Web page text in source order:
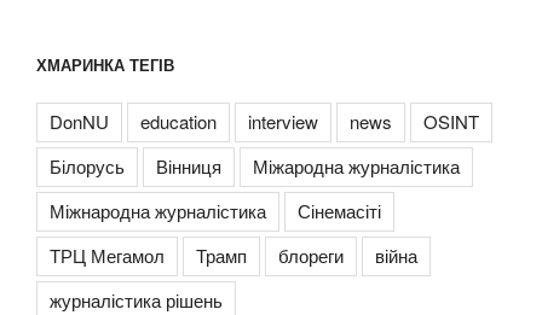
ХМАРИНКА ТЕГІВ
DonNU education interview news
OSINT
Білорусь
Вінниця
Міжародна журналістика
Міжнародна журналістика
Сінемасіті
ТРЦ Мегамол
Трамп блореги
війна
журналістика рішень